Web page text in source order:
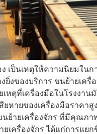
ป็นเหตุให้ความนิยมใน
งของบริการ ขนย้ายเค
หตุที่เครื่องมือในโรงง
หายของเครื่องมือราค
ย้ายเครื่องจักร ที่มีคุณภ
เครื่องจักร ได้แก่การแ